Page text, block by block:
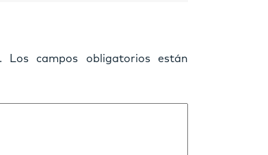
Los campos obligatorios están